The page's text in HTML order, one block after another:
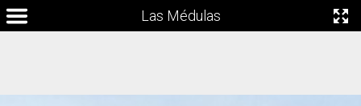
Las Médulas